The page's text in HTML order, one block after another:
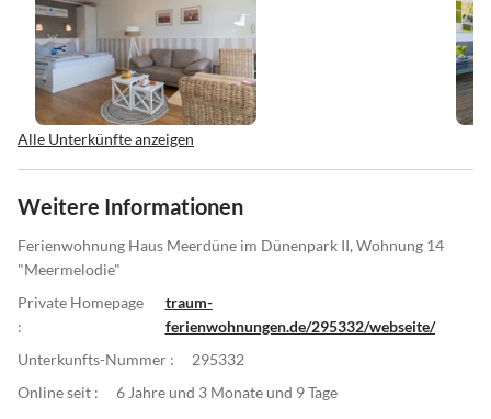
Alle Unterkünfte anzeigen
Weitere Informationen
Ferienwohnung Haus Meerdüne im Dünenpark II, Wohnung 14
"Meermelodie"
Private Homepage
:
traum-
ferienwohnungen.de/295332/webseite/
Unterkunfts-Nummer :
295332
Online seit :
6 Jahre und 3 Monate und 9 Tage